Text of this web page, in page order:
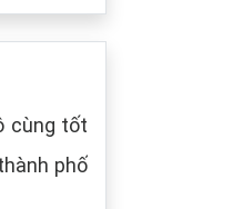
cùng tốt
phố